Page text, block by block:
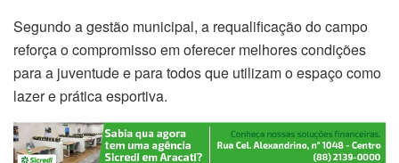
Segundo a gestão municipal, a requalificação do campo
reforça o compromisso em oferecer melhores condições
para a juventude e para todos que utilizam o espaço como
lazer e prática esportiva.